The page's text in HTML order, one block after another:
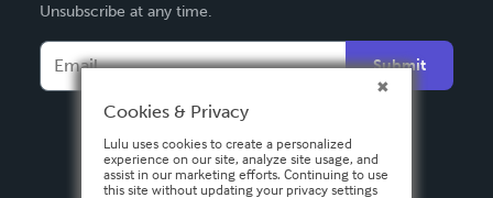
Français
Italiano
Español
Unsubscribe at any time.
Submit
Cookies & Privacy
Lulu uses cookies to create a personalized
experience on our site, analyze site usage, and
assist in our marketing efforts. Continuing to use
this site without updating your privacy settings